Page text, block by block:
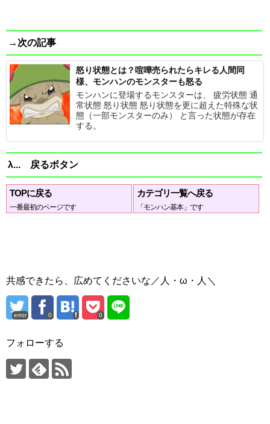
→次の記事
怒り状態とは？喧嘩売られたらキレる人間同
様、モンハンのモンスターも怒る
モンハンに登場するモンスターは、 疲労状態 通
常状態 怒り状態 怒り状態を更に超えた特殊な状
態（一部モンスターのみ） と言った状態が存在
する。
λ... 戻るボタン
TOPに戻る
一番最初のページです
カテゴリ一覧へ戻る
「モンハン基本」です
共感できたら、広めてくださいな／人・ω・人＼
error 0 0
フォローする